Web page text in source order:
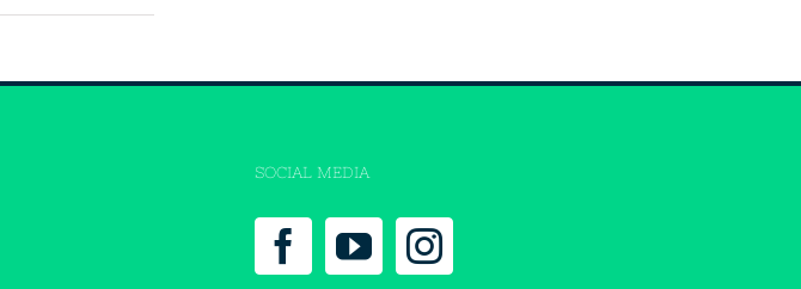
SOCIAL MEDIA